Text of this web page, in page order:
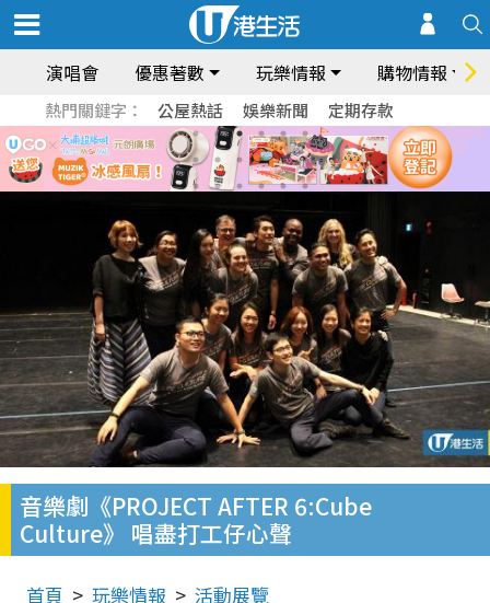
演唱會 優惠著數 玩樂情報 購物情報
熱門關鍵字： 公屋熱話 娛樂新聞 定期存款
音樂劇《PROJECT AFTER 6:Cube
Culture》 唱盡打工仔心聲
首頁 玩樂情報 活動展覽